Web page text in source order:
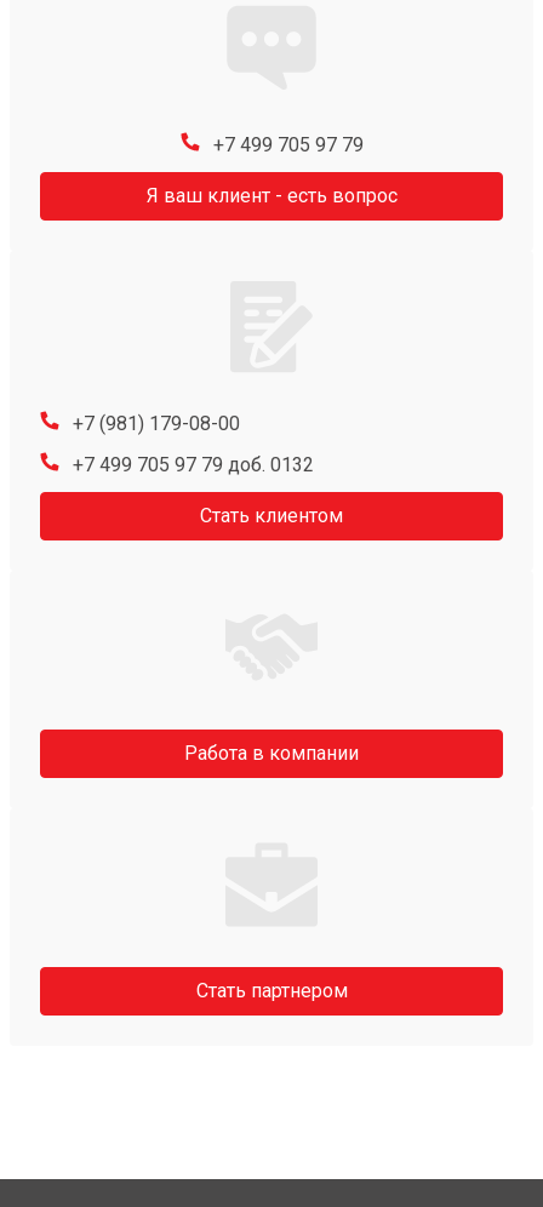
+7 499 705 97 79
Я ваш клиент - есть вопрос
+7 (981) 179-08-00
+7 499 705 97 79 доб. 0132
Стать клиентом
Работа в компании
Стать партнером